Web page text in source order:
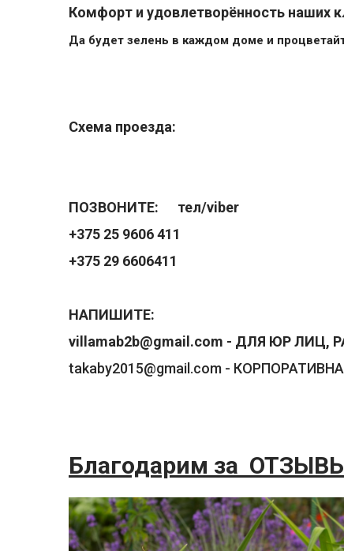
Комфорт и удовлетворённость наших
Да будет зелень в каждом доме и
Схема проезда:
ПОЗВОНИТЕ: тел/viber
+375 25 9606 411
+375 29 6606411
НАПИШИТЕ:
villamab2b@gmail.com - ДЛЯ ЮР ЛИЦ,
takaby2015@gmail.com -
Благодарим за